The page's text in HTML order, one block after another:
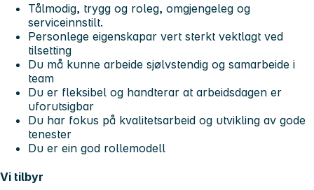
Tålmodig, trygg og roleg, omgjengeleg og
serviceinnstilt.
Personlege eigenskapar vert sterkt vektlagt ved
tilsetting
Du må kunne arbeide sjølvstendig og samarbeide i
team
Du er fleksibel og handterar at arbeidsdagen er
uforutsigbar
Du har fokus på kvalitetsarbeid og utvikling av gode
tenester
Du er ein god rollemodell
Vi tilbyr